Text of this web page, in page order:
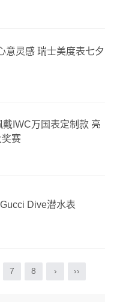
意灵感 瑞士美度表七夕
戴IWC万国表定制款 亮
赛
Dive潜水表
7 8 › ››